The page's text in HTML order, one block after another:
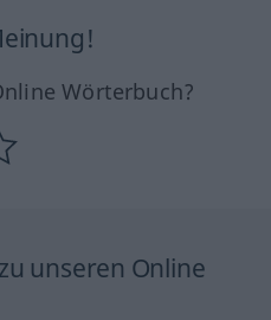
Wörterbuch?
unseren Online